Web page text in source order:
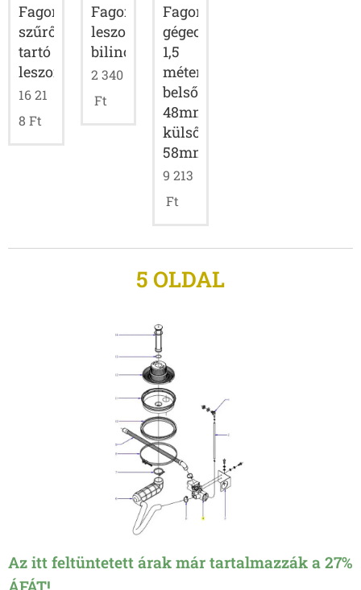
Fagor
szűrő
tartó
leszorítója
16 21
8 Ft
Fagor
leszorító
bilincs
2 340
Ft
Fagor
gégecső;
1,5
méter;
belső:
48mm;
külső:
58mm
9 213
Ft
5 OLDAL
Az itt feltüntetett árak már tartalmazzák a 27%